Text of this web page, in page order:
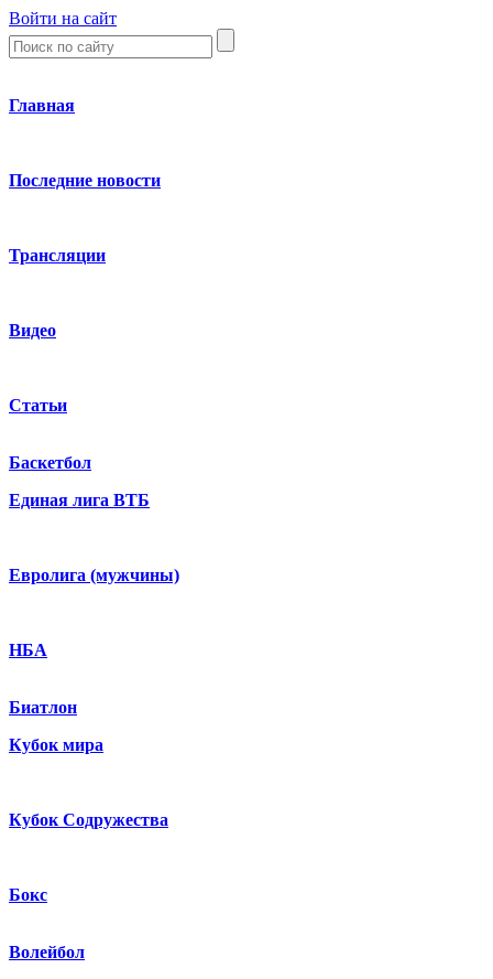
Войти на сайт
Главная
Последние новости
Трансляции
Видео
Статьи
Баскетбол
Единая лига ВТБ
Евролига (мужчины)
НБА
Биатлон
Кубок мира
Кубок Содружества
Бокс
Волейбол